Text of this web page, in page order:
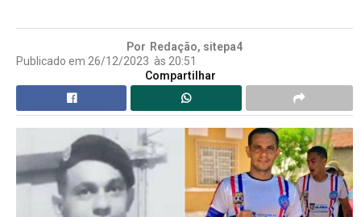
Por Redação, sitepa4
Publicado em 26/12/2023 às 20:51
Compartilhar